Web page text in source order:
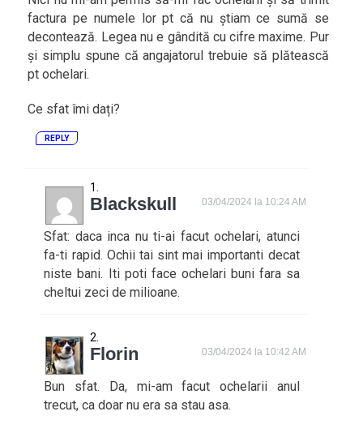
factura pe numele lor pt că nu știam ce sumă se
decontează. Legea nu e gândită cu cifre maxime. Pur
și simplu spune că angajatorul trebuie să plătească
pt ochelari.
Ce sfat îmi dați?
REPLY
Blackskull 03/04/2024 la 10:24 AM
Sfat: daca inca nu ti-ai facut ochelari, atunci
fa-ti rapid. Ochii tai sint mai importanti decat
niste bani. Iti poti face ochelari buni fara sa
cheltui zeci de milioane.
Florin 03/04/2024 la 10:42 AM
Bun sfat. Da, mi-am facut ochelarii anul
trecut, ca doar nu era sa stau asa.